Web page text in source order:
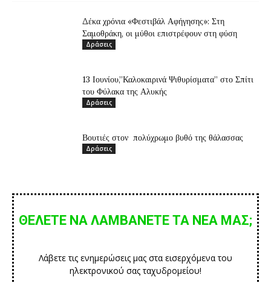
Δέκα χρόνια «Φεστιβάλ Αφήγησης»: Στη
Σαμοθράκη, οι μύθοι επιστρέφουν στη φύση
Δράσεις
13 Ιουνίου,”Καλοκαιρινά Ψιθυρίσματα” στο Σπίτι
του Φύλακα της Αλυκής
Δράσεις
Βουτιές στον πολύχρωμο βυθό της θάλασσας
Δράσεις
ΘΕΛΕΤΕ ΝΑ ΛΑΜΒΑΝΕΤΕ ΤΑ ΝΕΑ ΜΑΣ;
Λάβετε τις ενημερώσεις μας στα εισερχόμενα του
ηλεκτρονικού σας ταχυδρομείου!